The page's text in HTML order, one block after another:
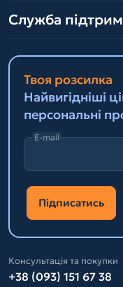
Служба
Твоя розсилка
Найвигідніші
персональні
E-mail
Підписатись
Консультація та покупки
+38 (093) 151 67 38